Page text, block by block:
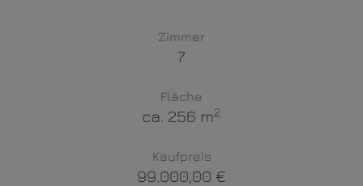
Zimmer
7
Fläche
ca. 256 m2
Kaufpreis
99.000,00 €